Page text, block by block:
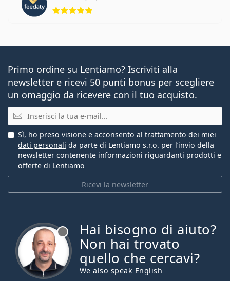
valutazione 5 di 5
Primo ordine su Lentiamo? Iscriviti alla
newsletter e ricevi 50 punti bonus per scegliere
un omaggio da ricevere con il tuo acquisto.
E-mail
Ricevi la newsletter
Sì, ho preso visione e acconsento al trattamento dei miei
dati personali da parte di Lentiamo s.r.o. per l’invio della
newsletter contenente informazioni riguardanti prodotti e
offerte di Lentiamo
Hai bisogno di aiuto?
Non hai trovato
quello che cercavi?
We also speak English